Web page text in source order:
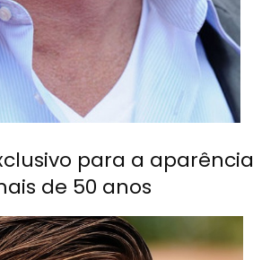
para a aparência
de 50 anos